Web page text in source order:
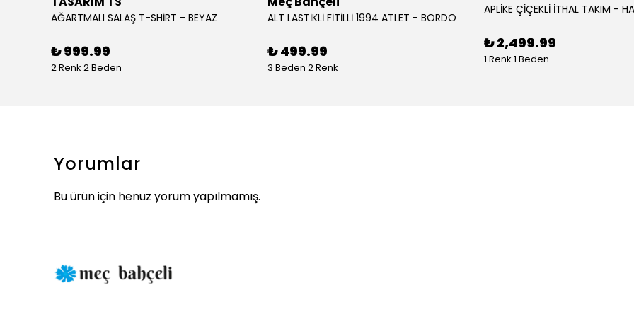
AĞARTMALI SALAŞ T-SHİRT - BEYAZ
₺ 999.99
2 Renk 2 Beden
ALT LASTİKLİ FİTİLLİ 1994 ATLET - BORDO
₺ 499.99
3 Beden 2 Renk
APLİKE ÇİÇEKLİ İTHAL TAKIM -
₺ 2,499.99
1 Renk 1 Beden
Yorumlar
Bu ürün için henüz yorum yapılmamış.